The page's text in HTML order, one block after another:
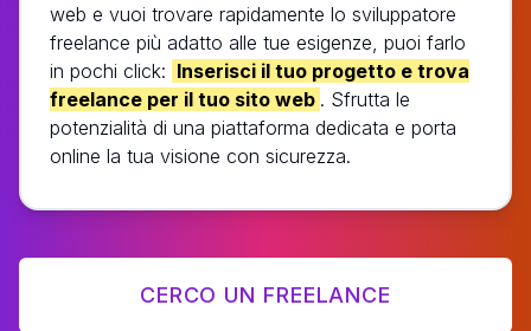
web e vuoi trovare rapidamente lo sviluppatore
freelance più adatto alle tue esigenze, puoi farlo
in pochi click: Inserisci il tuo progetto e trova
freelance per il tuo sito web . Sfrutta le
potenzialità di una piattaforma dedicata e porta
online la tua visione con sicurezza.
CERCO UN FREELANCE